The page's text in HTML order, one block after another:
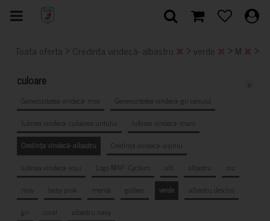
Toata oferta > Credința vindecă- albastru > verde > M >
culoare
Generozitatea vindecă- mov
Generozitatea vindecă- gri cenușă
Iubirea vindecă- culoarea untului
Iubirea vindecă- maro
Credința vindecă- albastru
Credința vindecă- vișiniu
Iubirea vindecă- roșu
Logo MNF- Cyclam alb albastru
roz
mov
baby pink mentă galben verde
albastru deschis
gri
coral albastru navy